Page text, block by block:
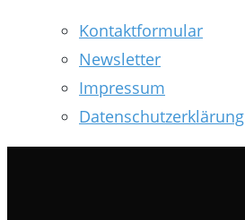
Kontaktformular
Newsletter
Impressum
Datenschutzerklärung